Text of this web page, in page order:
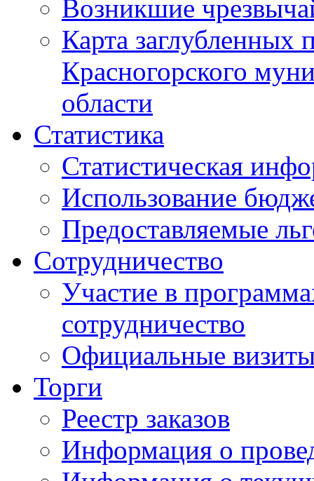
Возникшие
Карта
Красногорского
области
Статистика
Статистическая
Использование
Предоставляемые
Сотрудничество
Участие в
сотрудничество
Официальные
Торги
Реестр заказов
Информация о